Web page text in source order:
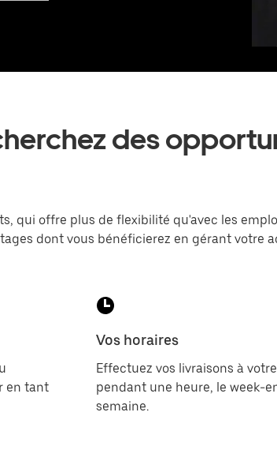
des
qui offre plus de flexibilité qu'avec les
dont vous bénéficierez en gérant votre
en tant
Vos horaires
Effectuez vos livraisons à
pendant une heure, le week-
semaine.